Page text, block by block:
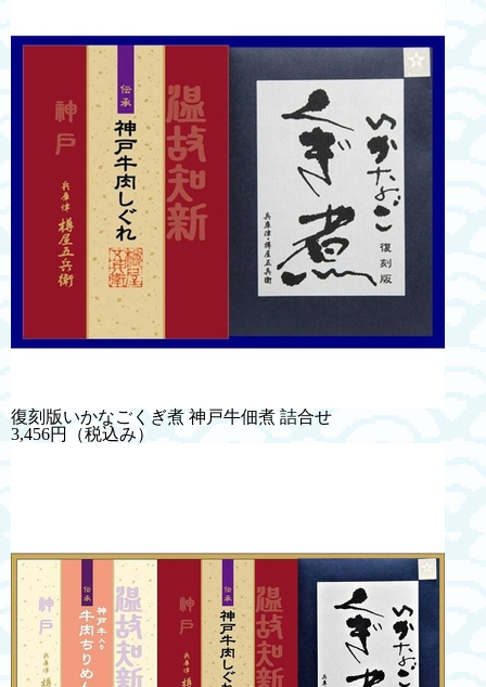
復刻版いかなごくぎ煮 神戸牛佃煮 詰合せ
3,456円
（税込み）